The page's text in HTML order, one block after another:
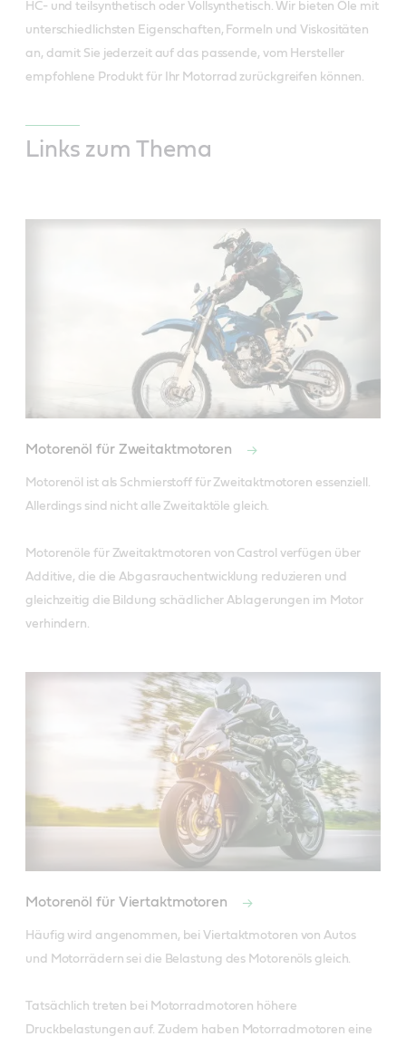
HC- und teilsynthetisch oder Vollsynthetisch. Wir bieten Öle mit
unterschiedlichsten Eigenschaften, Formeln und Viskositäten
an, damit Sie jederzeit auf das passende, vom Hersteller
empfohlene Produkt für Ihr Motorrad zurückgreifen können.
Links zum Thema
Motorenöl für Zweitaktmotoren
Motorenöl ist als Schmierstoff für Zweitaktmotoren essenziell.
Allerdings sind nicht alle Zweitaktöle gleich.
Motorenöle für Zweitaktmotoren von Castrol verfügen über
Additive, die die Abgasrauchentwicklung reduzieren und
gleichzeitig die Bildung schädlicher Ablagerungen im Motor
verhindern.
Motorenöl für Viertaktmotoren
Häufig wird angenommen, bei Viertaktmotoren von Autos
und Motorrädern sei die Belastung des Motorenöls gleich.
Tatsächlich treten bei Motorradmotoren höhere
Druckbelastungen auf. Zudem haben Motorradmotoren eine